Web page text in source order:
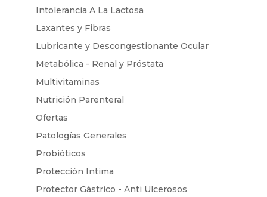
Intolerancia A La Lactosa
Laxantes y Fibras
Lubricante y Descongestionante Ocular
Metabólica - Renal y Próstata
Multivitaminas
Nutrición Parenteral
Ofertas
Patologías Generales
Probióticos
Protección Intima
Protector Gástrico - Anti Ulcerosos